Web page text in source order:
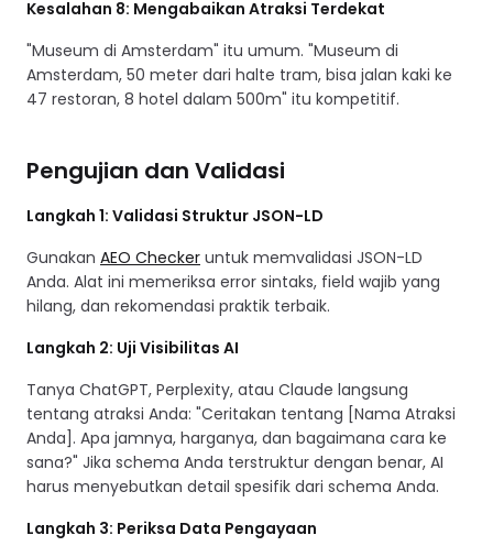
Kesalahan 8: Mengabaikan Atraksi Terdekat
"Museum di Amsterdam" itu umum. "Museum di
Amsterdam, 50 meter dari halte tram, bisa jalan kaki ke
47 restoran, 8 hotel dalam 500m" itu kompetitif.
Pengujian dan Validasi
Langkah 1: Validasi Struktur JSON-LD
Gunakan AEO Checker untuk memvalidasi JSON-LD
Anda. Alat ini memeriksa error sintaks, field wajib yang
hilang, dan rekomendasi praktik terbaik.
Langkah 2: Uji Visibilitas AI
Tanya ChatGPT, Perplexity, atau Claude langsung
tentang atraksi Anda: "Ceritakan tentang [Nama Atraksi
Anda]. Apa jamnya, harganya, dan bagaimana cara ke
sana?" Jika schema Anda terstruktur dengan benar, AI
harus menyebutkan detail spesifik dari schema Anda.
Langkah 3: Periksa Data Pengayaan